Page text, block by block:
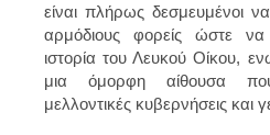
είναι πλήρως δεσμευμένοι
αρμόδιους φορείς ώστε να
ιστορία του Λευκού Οίκου,
μια όμορφη αίθουσα
μελλοντικές κυβερνήσεις και